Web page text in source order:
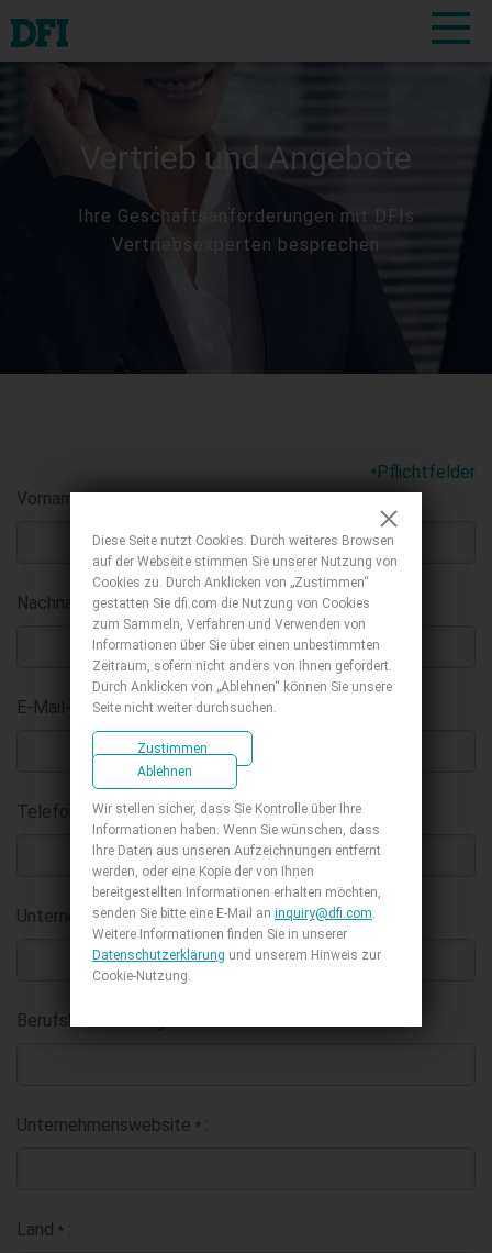
Vertrieb und Angebote
Ihre Geschäftsanforderungen mit DFIs
Vertriebsexperten besprechen
*Pflichtfelder
Vorname :
Nachname*:
E-Mail-Adresse geschäftlich*:
Telefon :
Unternehmen*:
Berufsbezeichnung:
Unternehmenswebsite * :
Land * :
Diese Seite nutzt Cookies. Durch weiteres Browsen
auf der Webseite stimmen Sie unserer Nutzung von
Cookies zu. Durch Anklicken von „Zustimmen“
gestatten Sie dfi.com die Nutzung von Cookies
zum Sammeln, Verfahren und Verwenden von
Informationen über Sie über einen unbestimmten
Zeitraum, sofern nicht anders von Ihnen gefordert.
Durch Anklicken von „Ablehnen“ können Sie unsere
Seite nicht weiter durchsuchen.
Zustimmen
Ablehnen
Wir stellen sicher, dass Sie Kontrolle über Ihre
Informationen haben. Wenn Sie wünschen, dass
Ihre Daten aus unseren Aufzeichnungen entfernt
werden, oder eine Kopie der von Ihnen
bereitgestellten Informationen erhalten möchten,
senden Sie bitte eine E-Mail an inquiry@dfi.com
Weitere Informationen finden Sie in unserer
Datenschutzerklärung und unserem Hinweis zur
Cookie-Nutzung.